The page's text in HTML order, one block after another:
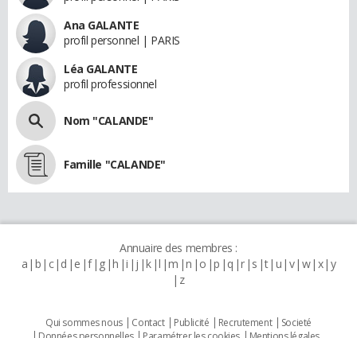
Ana GALANTE
profil personnel | PARIS
Léa GALANTE
profil professionnel
Nom "CALANDE"
Famille "CALANDE"
Annuaire des membres :
a b c d e f g h i j k l m n o p q r s t u v w x y
z
Qui sommes nous Contact Publicité Recrutement
Societé